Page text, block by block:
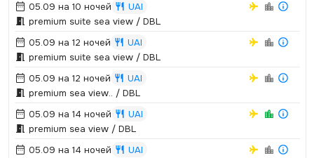
05.09 на 10 ночей
UAI
premium suite sea view / DBL
05.09 на 12 ночей
UAI
premium suite sea view / DBL
05.09 на 12 ночей
UAI
premium sea view.­.­ / DBL
05.09 на 14 ночей
UAI
premium sea view / DBL
05.09 на 14 ночей
UAI